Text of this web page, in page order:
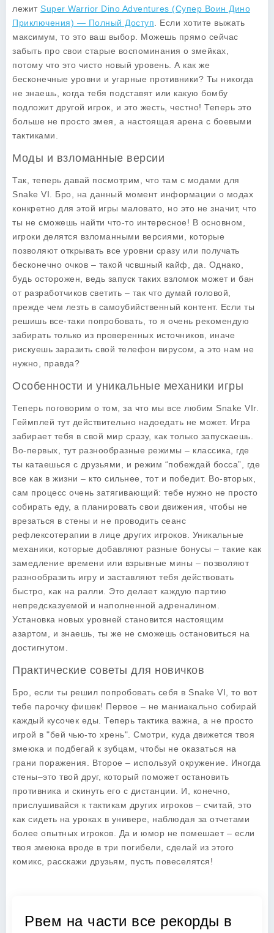
лежит Super Warrior Dino Adventures (Супер Воин Дино
Приключения) — Полный Доступ . Если хотите выжать
максимум, то это ваш выбор. Можешь прямо сейчас
забыть про свои старые воспоминания о змейках,
потому что это чисто новый уровень. А как же
бесконечные уровни и угарные противники? Ты никогда
не знаешь, когда тебя подставят или какую бомбу
подложит другой игрок, и это жесть, честно! Теперь это
больше не просто змея, а настоящая арена с боевыми
тактиками.
Моды и взломанные версии
Так, теперь давай посмотрим, что там с модами для
Snake VI. Бро, на данный момент информации о модах
конкретно для этой игры маловато, но это не значит, что
ты не сможешь найти что-то интересное! В основном,
игроки делятся взломанными версиями, которые
позволяют открывать все уровни сразу или получать
бесконечно очков – такой чсвшный кайф, да. Однако,
будь осторожен, ведь запуск таких взломок может и бан
от разработчиков светить – так что думай головой,
прежде чем лезть в самоубийственный контент. Если ты
решишь все-таки попробовать, то я очень рекомендую
забирать только из проверенных источников, иначе
рискуешь заразить свой телефон вирусом, а это нам не
нужно, правда?
Особенности и уникальные механики игры
Теперь поговорим о том, за что мы все любим Snake VIr.
Геймплей тут действительно надоедать не может. Игра
забирает тебя в свой мир сразу, как только запускаешь.
Во-первых, тут разнообразные режимы – классика, где
ты катаешься с друзьями, и режим “побеждай босса”, где
все как в жизни – кто сильнее, тот и победит. Во-вторых,
сам процесс очень затягивающий: тебе нужно не просто
собирать еду, а планировать свои движения, чтобы не
врезаться в стены и не проводить сеанс
рефлексотерапии в лице других игроков. Уникальные
механики, которые добавляют разные бонусы – такие как
замедление времени или взрывные мины – позволяют
разнообразить игру и заставляют тебя действовать
быстро, как на ралли. Это делает каждую партию
непредсказуемой и наполненной адреналином.
Установка новых уровней становится настоящим
азартом, и знаешь, ты же не сможешь остановиться на
достигнутом.
Практические советы для новичков
Бро, если ты решил попробовать себя в Snake VI, то вот
тебе парочку фишек! Первое – не маниакально собирай
каждый кусочек еды. Теперь тактика важна, а не просто
игрой в "бей чью-то хрень". Смотри, куда движется твоя
змеюка и подбегай к зубцам, чтобы не оказаться на
грани поражения. Второе – используй окружение. Иногда
стены–это твой друг, который поможет остановить
противника и скинуть его с дистанции. И, конечно,
прислушивайся к тактикам других игроков – считай, это
как сидеть на уроках в универе, наблюдая за отчетами
более опытных игроков. Да и юмор не помешает – если
твоя змеюка вроде в три погибели, сделай из этого
комикс, расскажи друзьям, пусть повеселятся!
Рвем на части все рекорды в